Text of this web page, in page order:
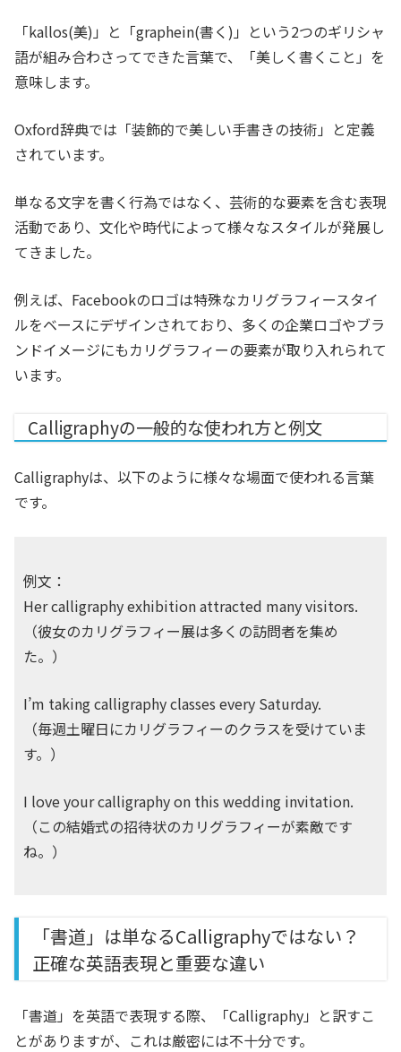
「kallos(美)」と「graphein(書く)」という2つのギリシャ
語が組み合わさってできた言葉で、「美しく書くこと」を
意味します。
Oxford辞典では「装飾的で美しい手書きの技術」と定義
されています。
単なる文字を書く行為ではなく、芸術的な要素を含む表現
活動であり、文化や時代によって様々なスタイルが発展し
てきました。
例えば、Facebookのロゴは特殊なカリグラフィースタイ
ルをベースにデザインされており、多くの企業ロゴやブラ
ンドイメージにもカリグラフィーの要素が取り入れられて
います。
Calligraphyの一般的な使われ方と例文
Calligraphyは、以下のように様々な場面で使われる言葉
です。
例文：
Her calligraphy exhibition attracted many visitors.
（彼女のカリグラフィー展は多くの訪問者を集め
た。）
I’m taking calligraphy classes every Saturday.
（毎週土曜日にカリグラフィーのクラスを受けていま
す。）
I love your calligraphy on this wedding invitation.
（この結婚式の招待状のカリグラフィーが素敵です
ね。）
「書道」は単なるCalligraphyではない？
正確な英語表現と重要な違い
「書道」を英語で表現する際、「Calligraphy」と訳すこ
とがありますが、これは厳密には不十分です。